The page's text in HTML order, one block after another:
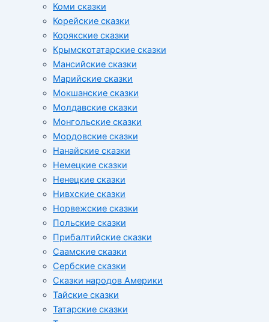
Коми сказки
Корейские сказки
Корякские сказки
Крымскотатарские сказки
Мансийские сказки
Марийские сказки
Мокшанские сказки
Молдавские сказки
Монгольские сказки
Мордовские сказки
Нанайские сказки
Немецкие сказки
Ненецкие сказки
Нивхские сказки
Норвежские сказки
Польские сказки
Прибалтийские сказки
Cаамские сказки
Сербские сказки
Сказки народов Америки
Тайские сказки
Татарские сказки